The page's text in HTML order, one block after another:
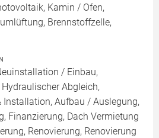
Kamin / Ofen,
Brennstoffzelle,
/ Einbau,
Abgleich,
Installation, Aufbau / Auslegung,
Finanzierung, Dach Vermietung
Renovierung, Renovierung